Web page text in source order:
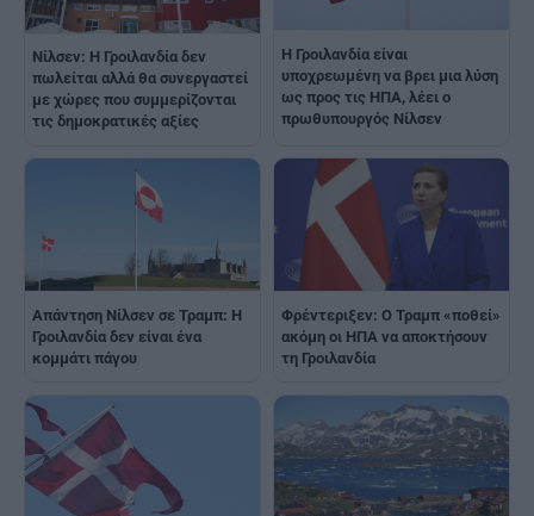
Νίλσεν: Η Γροιλανδία δεν
πωλείται αλλά θα συνεργαστεί
με χώρες που συμμερίζονται
τις δημοκρατικές αξίες
Η Γροιλανδία είναι
υποχρεωμένη να βρει μια λύση
ως προς τις ΗΠΑ, λέει ο
πρωθυπουργός Νίλσεν
Απάντηση Νίλσεν σε Τραμπ: Η
Γροιλανδία δεν είναι ένα
κομμάτι πάγου
Φρέντεριξεν: Ο Τραμπ «ποθεί»
ακόμη οι ΗΠΑ να αποκτήσουν
τη Γροιλανδία